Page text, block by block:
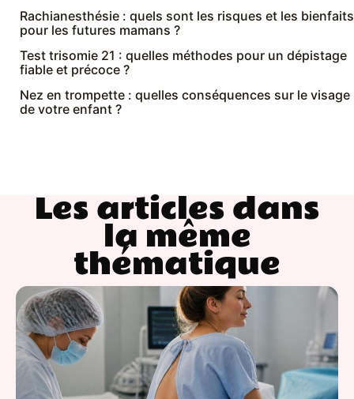
Rachianesthésie : quels sont les risques et les bienfaits
pour les futures mamans ?
Test trisomie 21 : quelles méthodes pour un dépistage
fiable et précoce ?
Nez en trompette : quelles conséquences sur le visage
de votre enfant ?
Les articles dans
la même
thématique